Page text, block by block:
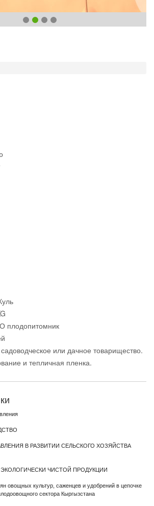
плодопитомник
или дачное товарищество.
и тепличная пленка.
В РАЗВИТИИ СЕЛЬСКОГО ХОЗЯЙСТВА
ЧИСТОЙ ПРОДУКЦИИ
овощных культур, саженцев и удобрений в цепочке
сектора Кыргызстана